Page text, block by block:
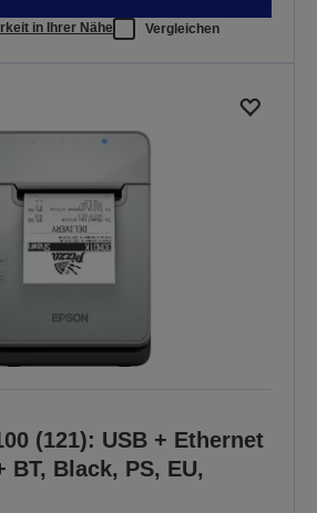
in Ihrer Nähe Vergleichen
(121): USB + Ethernet
BT, Black, PS, EU,